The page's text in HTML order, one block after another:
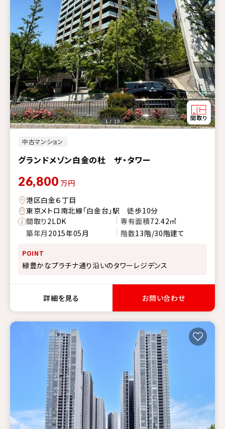
中古マンション
グランドメゾン白金の杜 ザ・タワー
1 / 19
26,800 万円
港区白金６丁目
東京メトロ南北線「白金台」駅 徒歩10分
間取り2LDK 専有面積72.42㎡
築年月 2015年05月 階数13階/30階建て
POINT
緑豊かなプラチナ通り沿いのタワーレジデンス
詳細を見る お問い合わせ